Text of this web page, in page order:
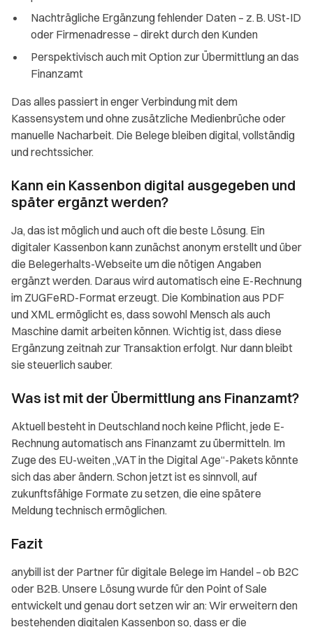
Nachträgliche Ergänzung fehlender Daten – z. B. USt-ID
oder Firmenadresse – direkt durch den Kunden
Perspektivisch auch mit Option zur Übermittlung an das
Finanzamt
Das alles passiert in enger Verbindung mit dem
Kassensystem und ohne zusätzliche Medienbrüche oder
manuelle Nacharbeit. Die Belege bleiben digital, vollständig
und rechtssicher.
Kann ein Kassenbon digital ausgegeben und
später ergänzt werden?
Ja, das ist möglich und auch oft die beste Lösung. Ein
digitaler Kassenbon kann zunächst anonym erstellt und über
die Belegerhalts-Webseite um die nötigen Angaben
ergänzt werden. Daraus wird automatisch eine E-Rechnung
im ZUGFeRD-Format erzeugt. Die Kombination aus PDF
und XML ermöglicht es, dass sowohl Mensch als auch
Maschine damit arbeiten können. Wichtig ist, dass diese
Ergänzung zeitnah zur Transaktion erfolgt. Nur dann bleibt
sie steuerlich sauber.
Was ist mit der Übermittlung ans Finanzamt?
Aktuell besteht in Deutschland noch keine Pflicht, jede E-
Rechnung automatisch ans Finanzamt zu übermitteln. Im
Zuge des EU-weiten „VAT in the Digital Age“-Pakets könnte
sich das aber ändern. Schon jetzt ist es sinnvoll, auf
zukunftsfähige Formate zu setzen, die eine spätere
Meldung technisch ermöglichen.
Fazit
anybill ist der Partner für digitale Belege im Handel – ob B2C
oder B2B. Unsere Lösung wurde für den Point of Sale
entwickelt und genau dort setzen wir an: Wir erweitern den
bestehenden digitalen Kassenbon so, dass er die